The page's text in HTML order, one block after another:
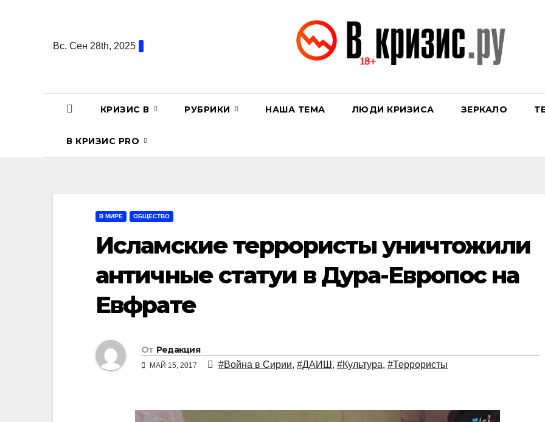
содержаниюВс. Сен 28th, 2025
КРИЗИС В РУБРИКИ НАША ТЕМА ЛЮДИ КРИЗИСА ЗЕРКАЛО
В КРИЗИС PRO
В МИРЕ ОБЩЕСТВО
Исламские террористы уничтожили
античные статуи в Дура-Европос на
Евфрате
От Редакция
МАЙ 15, 2017 #Война в Сирии, #ДАИШ , #Культура, #Террористы